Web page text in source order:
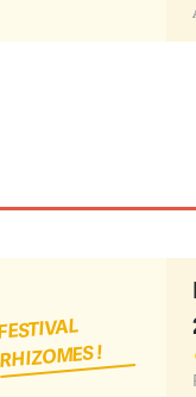
RHIZOMES !